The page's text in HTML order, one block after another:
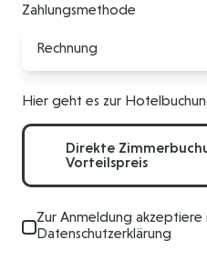
Zahlungsmethode
Rechnung
Hier geht es zur
Direkte
Vorteilspreis
Zur Anmeldung akzeptiere
Datenschutzerklärung